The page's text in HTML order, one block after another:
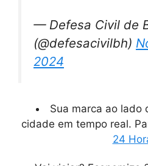
— Defesa Civil de
(@defesacivilbh)
2024
Sua marca ao lado
cidade em tempo real.
24